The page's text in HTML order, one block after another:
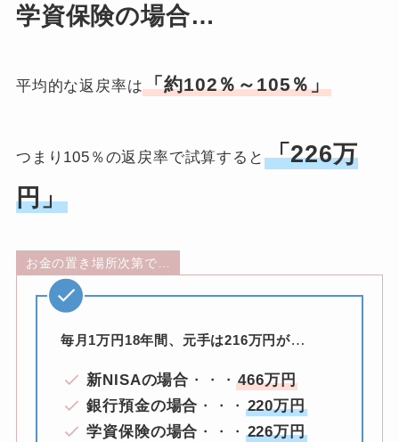
学資保険の場合…
平均的な返戻率は「約102％～105％」
つまり105％の返戻率で試算すると 「226万
円」
お金の置き場所次第で…
毎月1万円18年間、元手は216万円が…
新NISAの場合 ・・・466万円
銀行預金の場合 ・・・ 220万円
学資保険の場合 ・・・ 226万円